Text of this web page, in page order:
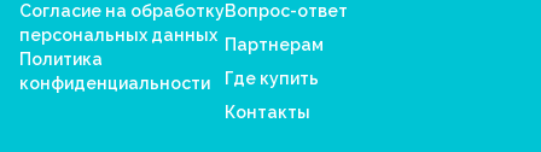
Согласие на обработку
персональных данных
Политика
конфиденциальности
Вопрос-ответ
Партнерам
Где купить
Контакты